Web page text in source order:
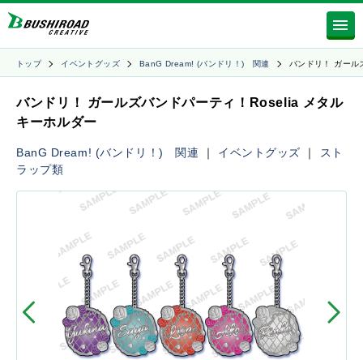
トップ イベントグッズ BanG Dream! (バンドリ！) 関連 バンドリ！ ガー
バンドリ！ ガールズバンドパーティ！Roselia メタル
キーホルダー
BanG Dream! (バンドリ！) 関連 ｜ イベントグッズ ｜
スト
ラップ類